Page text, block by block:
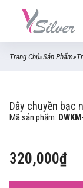
Trang Chủ»Sản Phẩm»
Dây chuyền bạc
Mã sản phẩm:
320,000₫